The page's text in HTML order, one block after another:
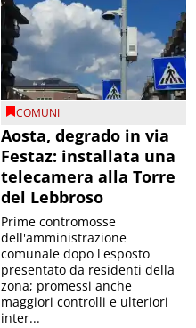
COMUNI
Aosta, degrado in via
Festaz: installata una
telecamera alla Torre
del Lebbroso
Prime contromosse
dell'amministrazione
comunale dopo l'esposto
presentato da residenti della
zona; promessi anche
maggiori controlli e ulteriori
inter...